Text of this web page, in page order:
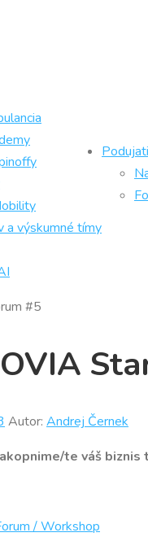
a výskumné tímy
#5
Autor: Andrej Černek
te váš biznis
/ Workshop